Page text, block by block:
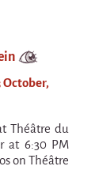
October,
Théâtre du
at 6:30 PM
on Théâtre